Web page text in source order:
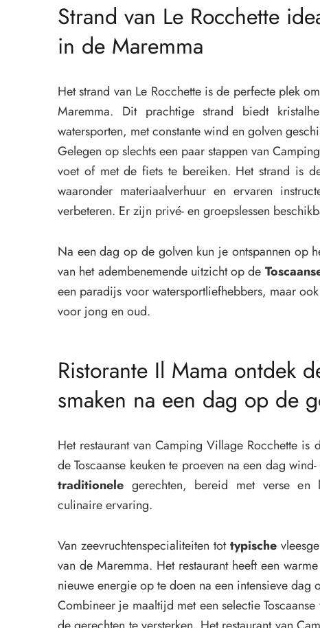
Strand van Le Rocchette
in de Maremma
Het strand van Le Rocchette is de perfecte plek
Maremma. Dit prachtige strand biedt
watersporten, met constante wind en golven
Gelegen op slechts een paar stappen van
voet of met de fiets te bereiken. Het strand is
waaronder materiaalverhuur en ervaren
verbeteren. Er zijn privé- en groepslessen
Na een dag op de golven kun je ontspannen op
van het adembenemende uitzicht op de
een paradijs voor watersportliefhebbers, maar
voor jong en oud.
Ristorante Il Mama ontdek
smaken na een dag op de
Het restaurant van Camping Village Rocchette is
de Toscaanse keuken te proeven na een dag
traditionele gerechten, bereid met verse en
culinaire ervaring.
Van zeevruchtenspecialiteiten tottypische
van de Maremma. Het restaurant heeft een
nieuwe energie op te doen na een intensieve dag
Combineer je maaltijd met een selectie